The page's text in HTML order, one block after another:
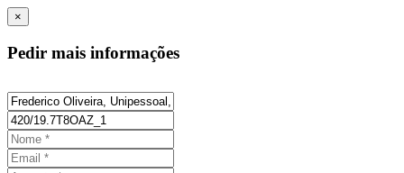
×
Pedir mais informações